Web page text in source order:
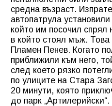
средна възраст.
автопатрула
който им посочил спрял
в който стоял мъж.
Пламен Пенев. Когато
приближили към него,
след което рязко
по улиците на Стара
20 минути, която
до парк „Артилерийски“.